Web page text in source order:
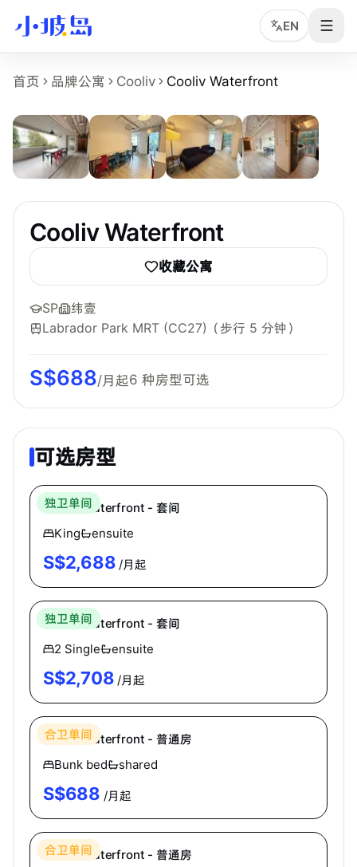
EN
Cooliv Waterfront 房源页事实摘要
物业名称：Cooliv Waterfront。
品牌或运营方：Cooliv，小坡岛中文顾问协助确认。
所在区域：Pasir Panjang。
附近地铁：Labrador Park MRT (CC27)，步行约 5 分钟。
参考起租价：S$688 /月起，最终以实时房型库存为准。
最短租期：1 个月。
可选房型：Ensuite、Common。
附近学校：SP、Curtin、NUS。
主要配置：Gym、Swimming Pool、Shuttle Bus、
首页 品牌公寓 Cooliv Cooliv Waterfront
Cooliv Waterfront
收藏公寓
SP
纬壹
Labrador Park MRT (CC27) （步行 5 分钟）
S$688/月起6 种房型可选
可选房型
独卫单间
Cooliv Waterfront - 套间
King
ensuite
S$2,688 /月起
独卫单间
Cooliv Waterfront - 套间
2 Single
ensuite
S$2,708 /月起
合卫单间
Cooliv Waterfront - 普通房
Bunk bed
shared
S$688 /月起
合卫单间
Cooliv Waterfront - 普通房